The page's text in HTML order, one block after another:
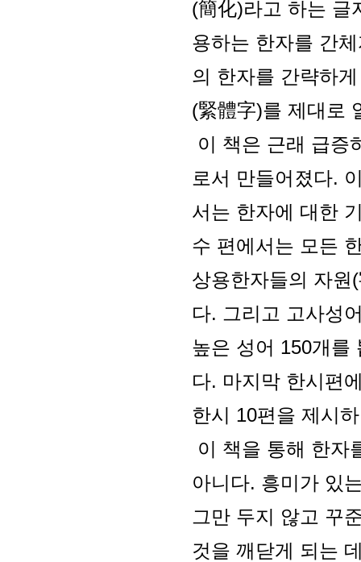
(簡化)라고 하는 글
용하는 한자를 간
의 한자를 간략하
(緊體字)를 제대로
이 책은 근래 급증
로서 만들어졌다.
서는 한자에 대한
수 편에서는 모든
상용한자들의 자원
다. 그리고 고사성
높은 성어 150개를
다. 마지막 한시편
한시 10편을 제시
이 책을 통해 한자
아니다. 흥미가 있
그만 두지 않고 꾸
것을 깨닫게 되는